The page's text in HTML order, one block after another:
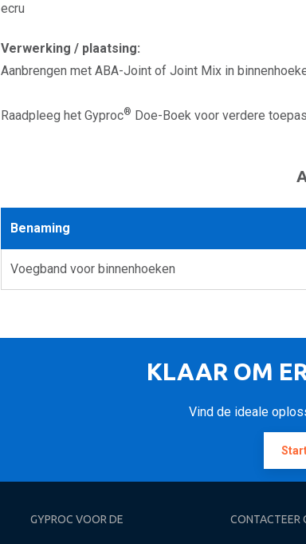
ecru
Verwerking / plaatsing:
Aanbrengen met ABA-Joint of Joint Mix in
Raadpleeg het Gyproc® Doe-Boek voor verdere
Benaming
Voegband voor binnenhoeken
KLAAR OM
Vind de ideale
GYPROC VOOR DE CONTACTEER